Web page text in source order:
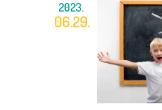
2023.
06.29.